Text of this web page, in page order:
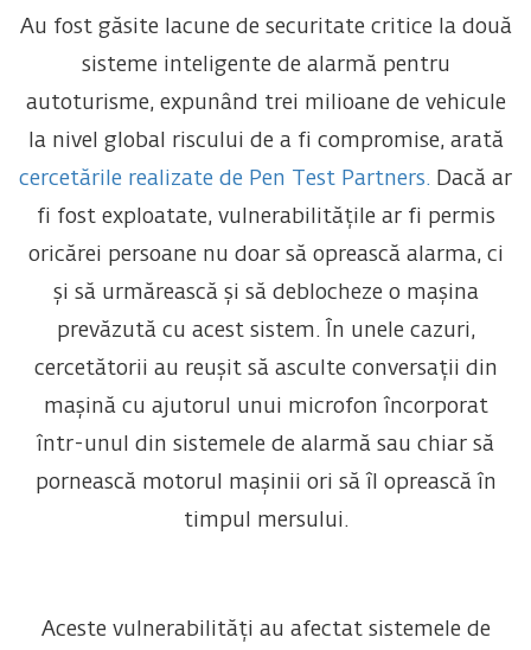
Au fost găsite lacune de securitate critice la două
sisteme inteligente de alarmă pentru
autoturisme, expunând trei milioane de vehicule
la nivel global riscului de a fi compromise, arată
cercetările realizate de Pen Test Partners. Dacă ar
fi fost exploatate, vulnerabilitățile ar fi permis
oricărei persoane nu doar să oprească alarma, ci
și să urmărească și să deblocheze o mașina
prevăzută cu acest sistem. În unele cazuri,
cercetătorii au reușit să asculte conversații din
mașină cu ajutorul unui microfon încorporat
într-unul din sistemele de alarmă sau chiar să
pornească motorul mașinii ori să îl oprească în
timpul mersului.
Aceste vulnerabilități au afectat sistemele de